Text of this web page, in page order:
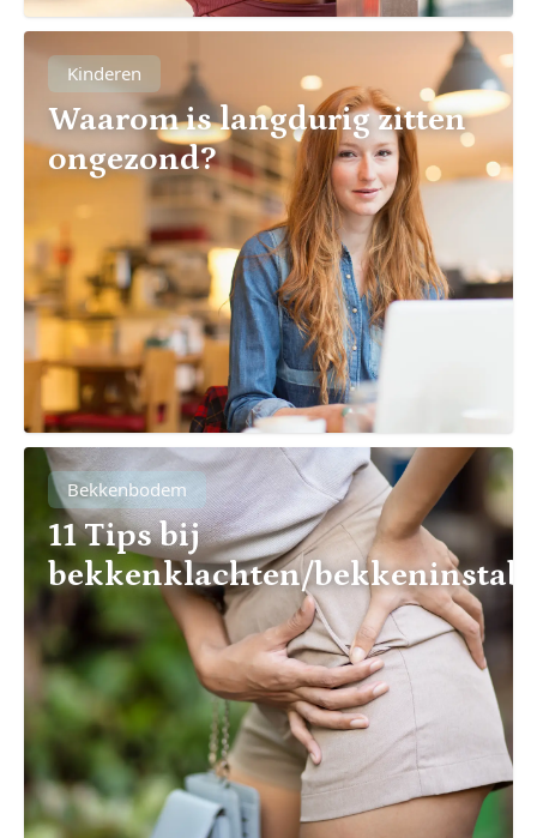
Kinderen
Waarom is langdurig zitten
ongezond?
Bekkenbodem
11 Tips bij
bekkenklachten/